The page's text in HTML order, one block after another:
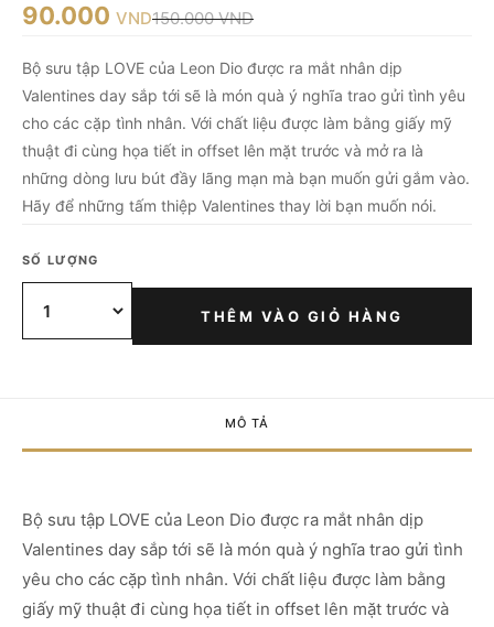
150.000VND
90.000 VND
Bộ sưu tập LOVE của Leon Dio được ra mắt nhân dịp
Valentines day sắp tới sẽ là món quà ý nghĩa trao gửi tình yêu
cho các cặp tình nhân. Với chất liệu được làm bằng giấy mỹ
thuật đi cùng họa tiết in offset lên mặt trước và mở ra là
những dòng lưu bút đầy lãng mạn mà bạn muốn gửi gắm vào.
Hãy để những tấm thiệp Valentines thay lời bạn muốn nói.
SỐ LƯỢNG
THÊM VÀO GIỎ HÀNG
MÔ TẢ
Bộ sưu tập LOVE của Leon Dio được ra mắt nhân dịp
Valentines day sắp tới sẽ là món quà ý nghĩa trao gửi tình
yêu cho các cặp tình nhân. Với chất liệu được làm bằng
giấy mỹ thuật đi cùng họa tiết in offset lên mặt trước và